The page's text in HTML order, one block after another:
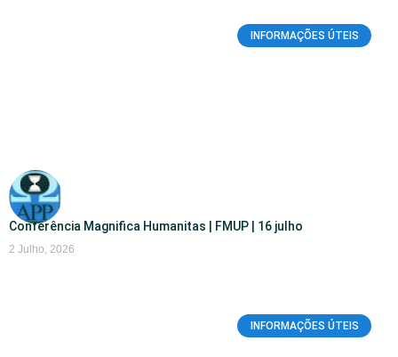
INFORMAÇÕES ÚTEIS
Conferência Magnifica Humanitas | FMUP | 16 julho
2 Julho, 2026
INFORMAÇÕES ÚTEIS